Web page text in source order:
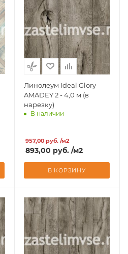
Линолеум Ideal Glory
AMADEY 2 - 4,0 м (в
нарезку)
В наличии
957,00 руб. /м2
893,00 руб. /м2
В КОРЗИНУ